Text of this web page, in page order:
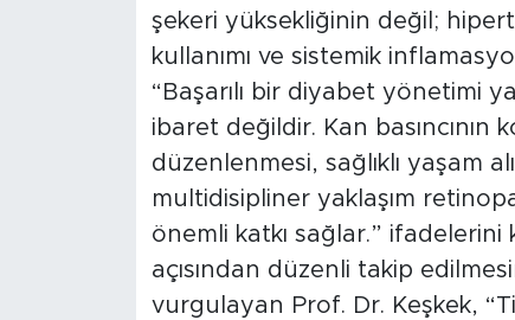
şekeri yüksekliğinin değil;
kullanımı ve sistemik
“Başarılı bir diyabet yönetimi
ibaret değildir. Kan
düzenlenmesi, sağlıklı yaşam
multidisipliner yaklaşım
önemli katkı sağlar.” ifadelerini
açısından düzenli takip
vurgulayan Prof. Dr. Keşkek,